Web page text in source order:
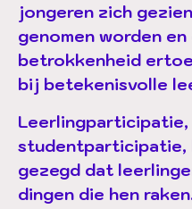
jongeren zich
genomen worden
betrokkenheid
bij betekenisvolle
studentparticipatie,
gezegd dat
dingen die hen